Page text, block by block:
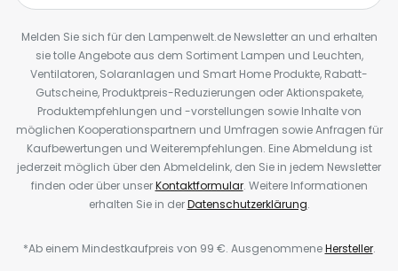
Melden Sie sich für den Lampenwelt.de Newsletter an und erhalten
sie tolle Angebote aus dem Sortiment Lampen und Leuchten,
Ventilatoren, Solaranlagen und Smart Home Produkte, Rabatt-
Gutscheine, Produktpreis-Reduzierungen oder Aktionspakete,
Produktempfehlungen und -vorstellungen sowie Inhalte von
möglichen Kooperationspartnern und Umfragen sowie Anfragen für
Kaufbewertungen und Weiterempfehlungen. Eine Abmeldung ist
jederzeit möglich über den Abmeldelink, den Sie in jedem Newsletter
finden oder über unserKontaktformular. Weitere Informationen
erhalten Sie in derDatenschutzerklärung.
*Ab einem Mindestkaufpreis von 99 €. AusgenommeneHersteller.